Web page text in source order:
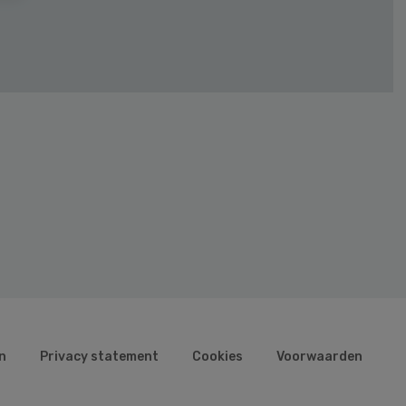
Privacy statement Cookies Voorwaarden